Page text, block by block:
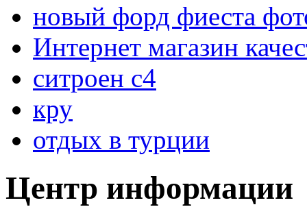
новый форд фиеста
Интернет магазин
ситроен с4
кру
отдых в турции
Центр информации